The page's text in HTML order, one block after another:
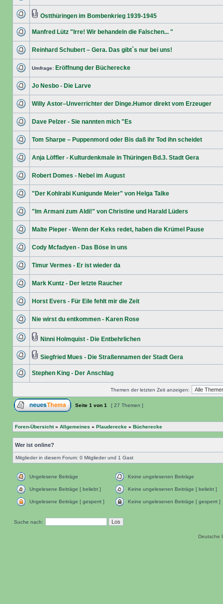
Ostthüringen im Bombenkrieg 1939-1945
Manfred Lütz "Irre! Wir behandeln die Falschen... "
Reinhard Schubert – Gera. Das gibt`s nur bei uns!
Umfrage: Eröffnung der Bücherecke
Jo Nesbo - Die Larve
Willy Astor–Unverrichter der Dinge.Humor direkt vom Erzeuger
Dave Pelzer - Sie nannten mich "Es
Tom Sharpe – Puppenmord oder Bis daß ihr Tod ihn scheidet
Anja Löffler - Kulturdenkmale in Thüringen Bd.3. Stadt Gera
Robert Domes - Nebel im August
"Der Kohlrabi Kunigunde Meier" von Helga Talke
"Im Armani zum Aldi!" von Christine und Harald Lüders
Malte Pieper - Wenn der Keks redet, haben die Krümel Pause
Cody Mcfadyen - Das Böse in uns
Timur Vermes - Er ist wieder da
Mark Kuntz - Der letzte Raucher
Horst Evers - Für Eile fehlt mir die Zeit
Nie wirst du entkommen - Karen Rose
Ninni Holmquist - Die Entbehrlichen
Siegfried Mues - Die Straßennamen der Stadt Gera
Stephen King - Der Anschlag
Themen der letzten Zeit anzeigen:
Seite 1 von 1 [ 27 Themen ]
Foren-Übersicht» Allgemeines » Plauderecke » Bücherecke
Wer ist online?
Mitglieder in diesem Forum: 0 Mitglieder und 1 Gast
Ungelesene Beiträge Keine ungelesenen Beiträge
Ungelesene Beiträge [ beliebt ] Keine ungelesenen Beiträge [ beliebt ]
Ungelesene Beiträge [ gesperrt ] Keine ungelesenen Beiträge [ gesperrt ]
Suche nach:
Deutsche